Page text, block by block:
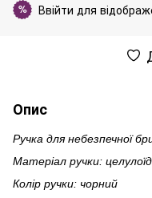
% Ввійти для
Опис
Ручка для небезпечної
Матеріал ручки: целулоїд
Колір ручки: чорний